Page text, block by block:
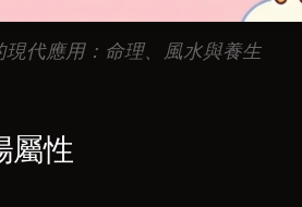
現代應用：命理、風水與養生
屬性